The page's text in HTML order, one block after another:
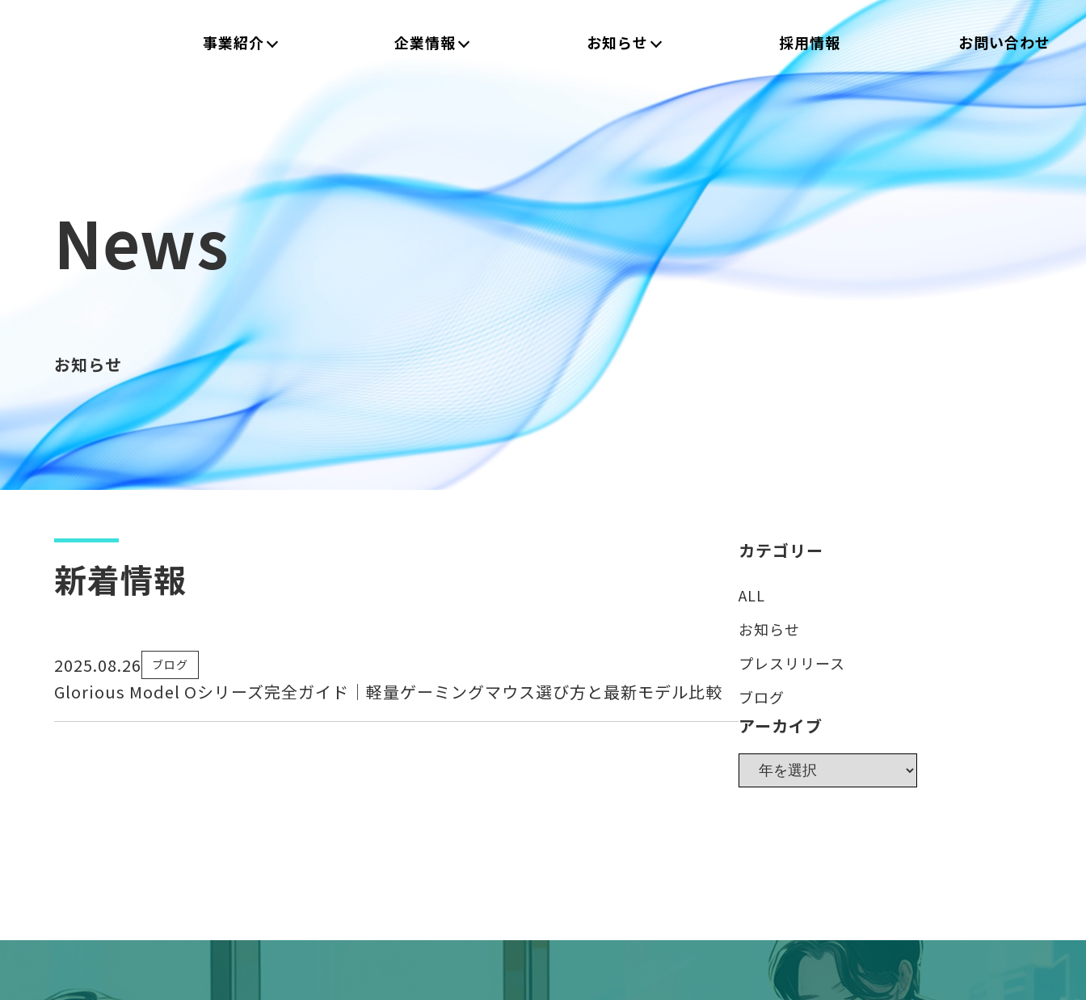
事業紹介 企業情報 お知らせ 採用情報 お問い合わせ
News
お知らせ
新着情報
2025.08.26 ブログ
Glorious Model Oシリーズ完全ガイド｜軽量ゲーミングマウス選び方と最新モデル比較
カテゴリー
ALL
お知らせ
プレスリリース
ブログ
アーカイブ